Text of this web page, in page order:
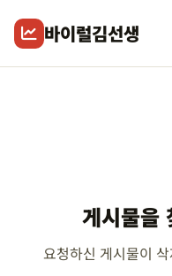
바이럴김선생
게시물을
요청하신 게시물이